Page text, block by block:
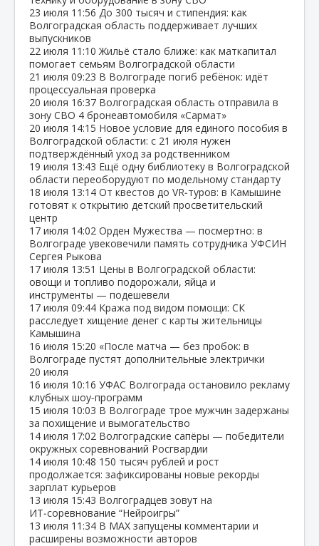
23 июля 11:56 До 300 тысяч и стипендия: как
Волгоградская область поддерживает лучших
выпускников
22 июля 11:10 Жильё стало ближе: как маткапитал
помогает семьям Волгоградской области
21 июля 09:23 В Волгограде погиб ребёнок: идёт
процессуальная проверка
20 июля 16:37 Волгоградская область отправила в
зону СВО 4 бронеавтомобиля «Сармат»
20 июля 14:15 Новое условие для единого пособия в
Волгоградской области: с 21 июля нужен
подтверждённый уход за родственником
19 июля 13:43 Ещё одну библиотеку в Волгоградской
области переоборудуют по модельному стандарту
18 июля 13:14 От квестов до VR‑туров: в Камышине
готовят к открытию детский просветительский
центр
17 июля 14:02 Орден Мужества — посмертно: в
Волгограде увековечили память сотрудника УФСИН
Сергея Рыкова
17 июля 13:51 Цены в Волгоградской области:
овощи и топливо подорожали, яйца и
инструменты — подешевели
17 июля 09:44 Кража под видом помощи: СК
расследует хищение денег с карты жительницы
Камышина
16 июля 15:20 «После матча — без пробок: в
Волгограде пустят дополнительные электрички
20 июля
16 июля 10:16 УФАС Волгограда остановило рекламу
клубных шоу‑программ
15 июля 10:03 В Волгограде трое мужчин задержаны
за похищение и вымогательство
14 июля 17:02 Волгоградские сапёры — победители
окружных соревнований Росгвардии
14 июля 10:48 150 тысяч рублей и рост
продолжается: зафиксированы новые рекорды
зарплат курьеров
13 июля 15:43 Волгоградцев зовут на
ИТ‑соревнование “Нейроигры”
13 июля 11:34 В МАХ запущены комментарии и
расширены возможности авторов